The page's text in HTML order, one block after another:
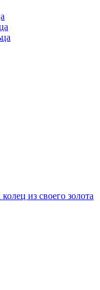
из своего золота